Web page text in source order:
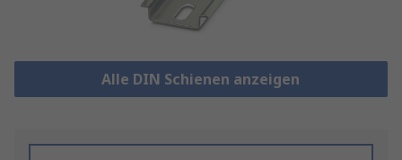
Alle DIN Schienen anzeigen